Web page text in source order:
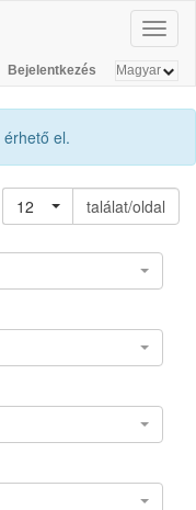
Bejelentkezés
érhető el.
12
találat/oldal